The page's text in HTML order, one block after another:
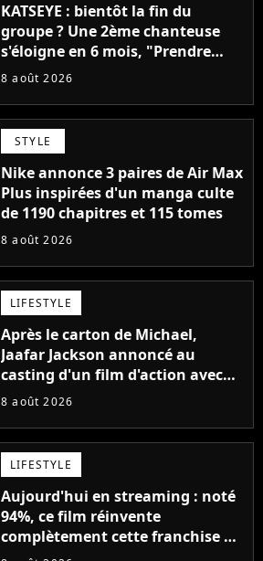
KATSEYE : bientôt la fin du
groupe ? Une 2ème chanteuse
s'éloigne en 6 mois, "Prendre
cette décision n’a pas été facile"
8 août 2026
STYLE
Nike annonce 3 paires de Air Max
Plus inspirées d'un manga culte
de 1190 chapitres et 115 tomes
8 août 2026
LIFESTYLE
Après le carton de Michael,
Jaafar Jackson annoncé au
casting d'un film d'action avec
Will Smith
8 août 2026
LIFESTYLE
Aujourd'hui en streaming : noté
94%, ce film réinvente
complètement cette franchise de
science-fiction vieille de 40 ans